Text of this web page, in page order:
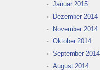
Januar 2015
Dezember 2014
November 2014
Oktober 2014
September 2014
August 2014